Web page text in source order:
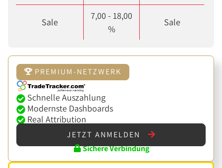
Sale
7,00 - 18,00
%
Sale
PREMIUM-NETZWERK
Schnelle Auszahlung
Modernste Dashboards
Real Attribution
JETZT ANMELDEN
Sichere Verbindung